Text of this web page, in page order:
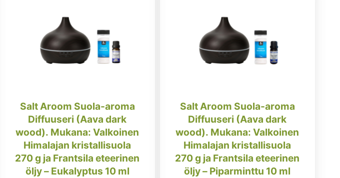
Salt Aroom Suola-aroma
Diffuuseri (Aava dark
wood). Mukana: Valkoinen
Himalajan kristallisuola
270 g ja Frantsila eteerinen
öljy – Eukalyptus 10 ml
Salt Aroom Suola-aroma
Diffuuseri (Aava dark
wood). Mukana: Valkoinen
Himalajan kristallisuola
270 g ja Frantsila eteerinen
öljy – Piparminttu 10 ml